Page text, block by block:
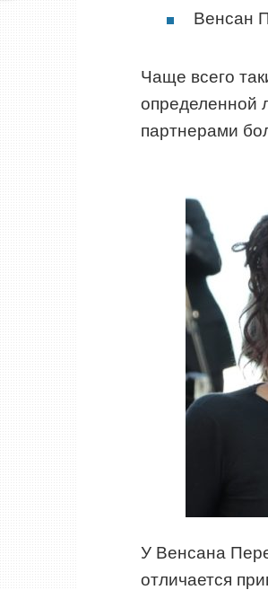
Венсан
Чаще всего
определенной
партнерами
У Венсана
отличается